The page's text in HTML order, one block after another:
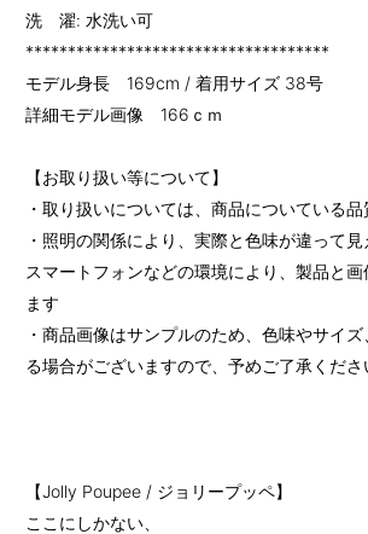
洗 濯: 水洗い可
************************************
モデル身長 169cm / 着用サイズ 38号
詳細モデル画像 166ｃｍ
【お取り扱い等について】
・取り扱いについては、商品についている品
・照明の関係により、実際と色味が違って
スマートフォンなどの環境により、製品と
ます
・商品画像はサンプルのため、色味やサイ
る場合がございますので、予めご了承くださ
【Jolly Poupee / ジョリープッペ】
ここにしかない、